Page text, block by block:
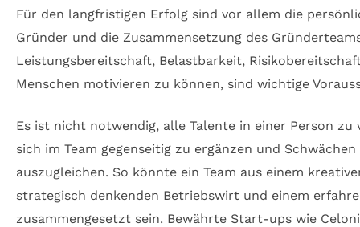
Für den langfristigen Erfolg sind vor allem die
Gründer und die Zusammensetzung des
Leistungsbereitschaft, Belastbarkeit,
Menschen motivieren zu können, sind wichtige
Es ist nicht notwendig, alle Talente in einer Person zu
sich im Team gegenseitig zu ergänzen und
auszugleichen. So könnte ein Team aus einem
strategisch denkenden Betriebswirt und einem
zusammengesetzt sein. Bewährte Start-ups wie